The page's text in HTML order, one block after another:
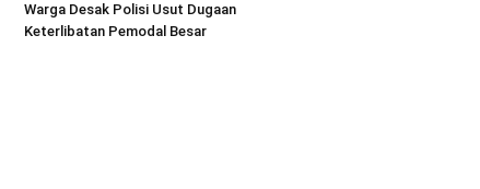
Warga Desak Polisi Usut Dugaan
Keterlibatan Pemodal Besar